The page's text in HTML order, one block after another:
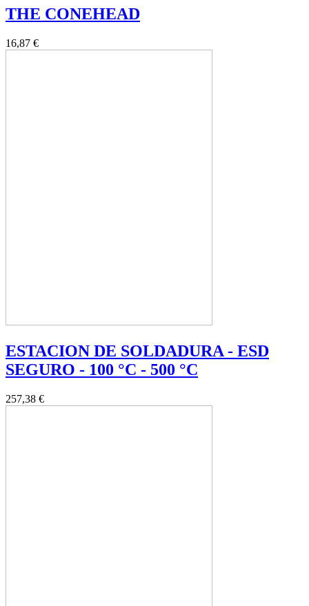
THE CONEHEAD
16,87 €
ESTACION DE SOLDADURA - ESD
SEGURO - 100 °C - 500 °C
257,38 €